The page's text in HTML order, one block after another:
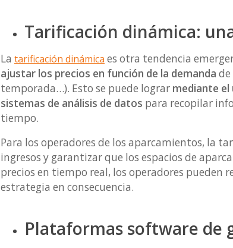
Tarificación dinámica:
La tarificación dinámica es otra tendencia
ajustar los precios en función de la demanda
temporada…). Esto se puede lograr mediante el
sistemas de análisis de datos para recopilar
tiempo.
Para los operadores de los aparcamientos, la
ingresos y garantizar que los espacios de
precios en tiempo real, los operadores pueden
estrategia en consecuencia.
Plataformas software de